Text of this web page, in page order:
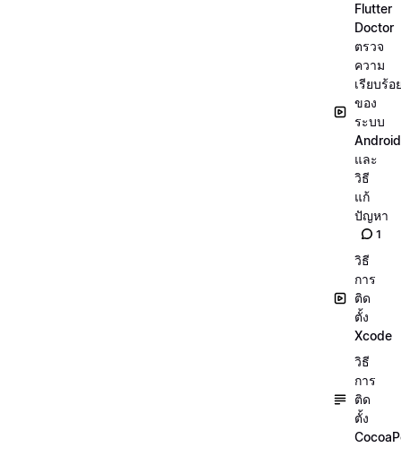
Flutter
Doctor
ตรวจ
ความ
เรียบร้อ
ของ
ระบบ
Android
และ
วิธี
แก้
ปัญหา
1
วิธี
การ
ติด
ตั้ง
Xcode
วิธี
การ
ติด
ตั้ง